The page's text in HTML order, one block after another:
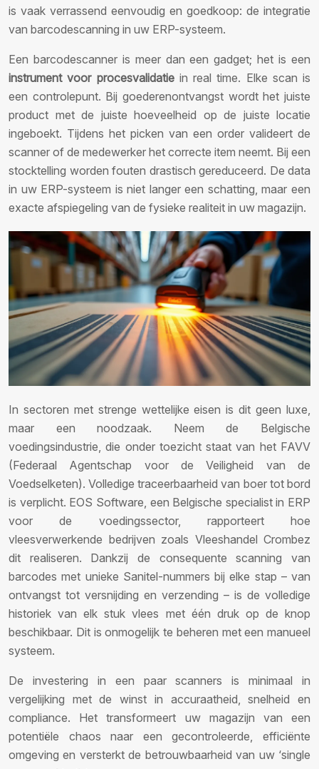
is vaak verrassend eenvoudig en goedkoop: de integratie
van barcodescanning in uw ERP-systeem.
Een barcodescanner is meer dan een gadget; het is een
instrument voor procesvalidatiein real time. Elke scan is
een controlepunt. Bij goederenontvangst wordt het juiste
product met de juiste hoeveelheid op de juiste locatie
ingeboekt. Tijdens het picken van een order valideert de
scanner of de medewerker het correcte item neemt. Bij een
stocktelling worden fouten drastisch gereduceerd. De data
in uw ERP-systeem is niet langer een schatting, maar een
exacte afspiegeling van de fysieke realiteit in uw magazijn.
In sectoren met strenge wettelijke eisen is dit geen luxe,
maar een noodzaak. Neem de Belgische
voedingsindustrie, die onder toezicht staat van het FAVV
(Federaal Agentschap voor de Veiligheid van de
Voedselketen). Volledige traceerbaarheid van boer tot bord
is verplicht. EOS Software, een Belgische specialist in ERP
voor de voedingssector, rapporteert hoe
vleesverwerkende bedrijven zoals Vleeshandel Crombez
dit realiseren. Dankzij de consequente scanning van
barcodes met unieke Sanitel-nummers bij elke stap – van
ontvangst tot versnijding en verzending – is de volledige
historiek van elk stuk vlees met één druk op de knop
beschikbaar. Dit is onmogelijk te beheren met een manueel
systeem.
De investering in een paar scanners is minimaal in
vergelijking met de winst in accuraatheid, snelheid en
compliance. Het transformeert uw magazijn van een
potentiële chaos naar een gecontroleerde, efficiënte
omgeving en versterkt de betrouwbaarheid van uw ‘single